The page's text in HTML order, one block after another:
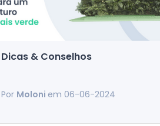
Dicas & Conselhos
mais verde
a sustentabilidade cresce, também
Por Moloni em 06-06-2024